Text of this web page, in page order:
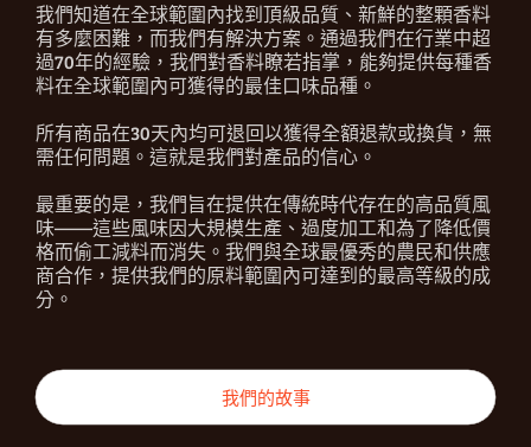
我們知道在全球範圍內找到頂級品質、新鮮的整顆香料
有多麼困難，而我們有解決方案。通過我們在行業中超
過70年的經驗，我們對香料瞭若指掌，能夠提供每種香
料在全球範圍內可獲得的最佳口味品種。
所有商品在30天內均可退回以獲得全額退款或換貨，無
需任何問題。這就是我們對產品的信心。
最重要的是，我們旨在提供在傳統時代存在的高品質風
味——這些風味因大規模生產、過度加工和為了降低價
格而偷工減料而消失。我們與全球最優秀的農民和供應
商合作，提供我們的原料範圍內可達到的最高等級的成
分。
我們的故事